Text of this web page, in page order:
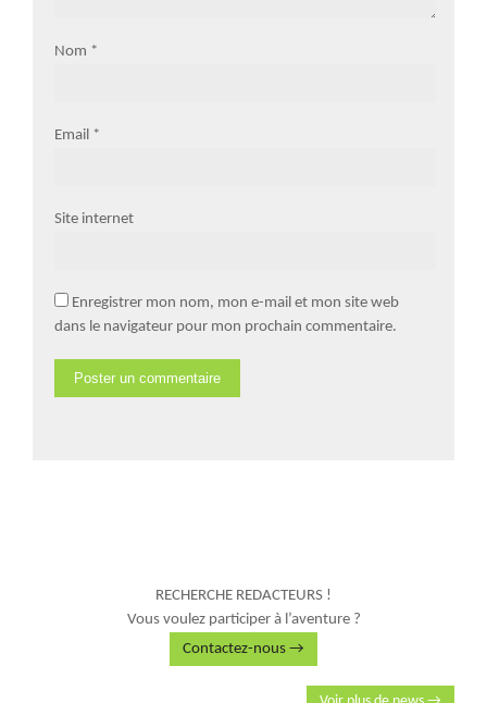
Nom *
Email *
Site internet
Enregistrer mon nom, mon e-mail et mon site web
dans le navigateur pour mon prochain commentaire.
RECHERCHE REDACTEURS !
Vous voulez participer à l’aventure ?
Contactez-nous →